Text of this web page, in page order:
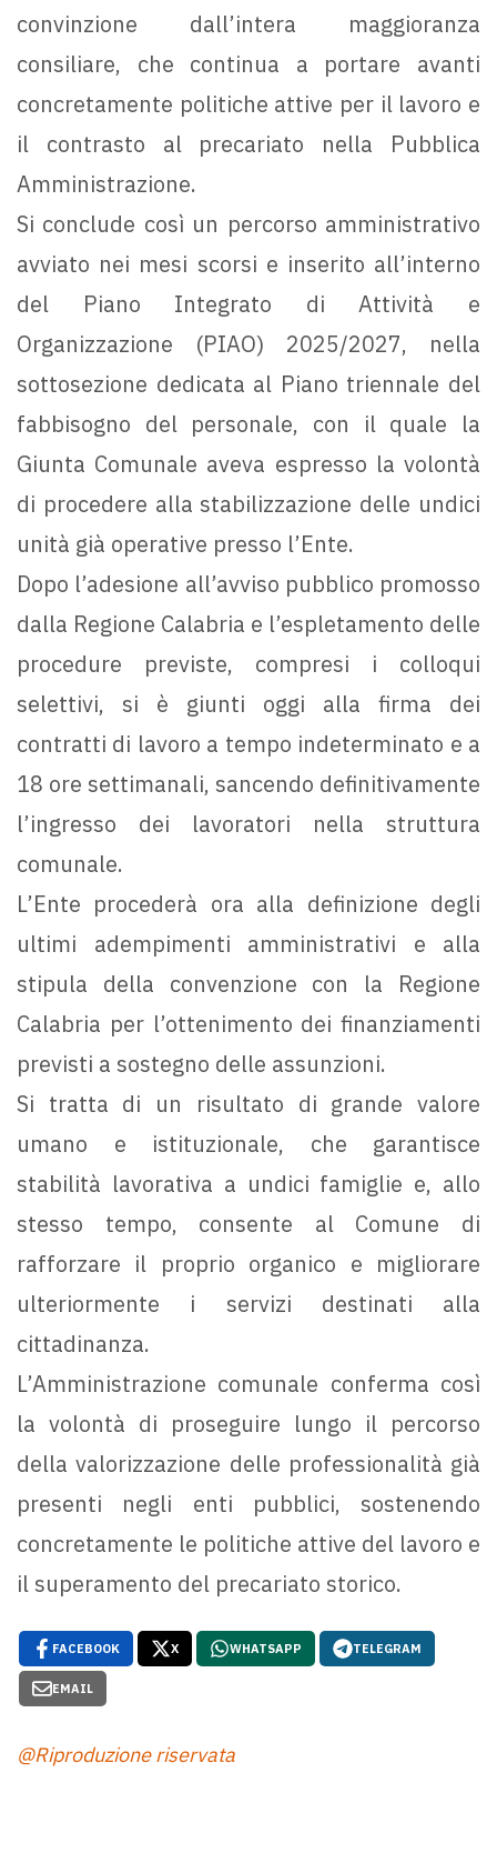
convinzione dall’intera maggioranza
consiliare, che continua a portare avanti
concretamente politiche attive per il lavoro e
il contrasto al precariato nella Pubblica
Amministrazione.
Si conclude così un percorso amministrativo
avviato nei mesi scorsi e inserito all’interno
del Piano Integrato di Attività e
Organizzazione (PIAO) 2025/2027, nella
sottosezione dedicata al Piano triennale del
fabbisogno del personale, con il quale la
Giunta Comunale aveva espresso la volontà
di procedere alla stabilizzazione delle undici
unità già operative presso l’Ente.
Dopo l’adesione all’avviso pubblico promosso
dalla Regione Calabria e l’espletamento delle
procedure previste, compresi i colloqui
selettivi, si è giunti oggi alla firma dei
contratti di lavoro a tempo indeterminato e a
18 ore settimanali, sancendo definitivamente
l’ingresso dei lavoratori nella struttura
comunale.
L’Ente procederà ora alla definizione degli
ultimi adempimenti amministrativi e alla
stipula della convenzione con la Regione
Calabria per l’ottenimento dei finanziamenti
previsti a sostegno delle assunzioni.
Si tratta di un risultato di grande valore
umano e istituzionale, che garantisce
stabilità lavorativa a undici famiglie e, allo
stesso tempo, consente al Comune di
rafforzare il proprio organico e migliorare
ulteriormente i servizi destinati alla
cittadinanza.
L’Amministrazione comunale conferma così
la volontà di proseguire lungo il percorso
della valorizzazione delle professionalità già
presenti negli enti pubblici, sostenendo
concretamente le politiche attive del lavoro e
il superamento del precariato storico.
FACEBOOK X WHATSAPP TELEGRAM
EMAIL
@Riproduzione riservata